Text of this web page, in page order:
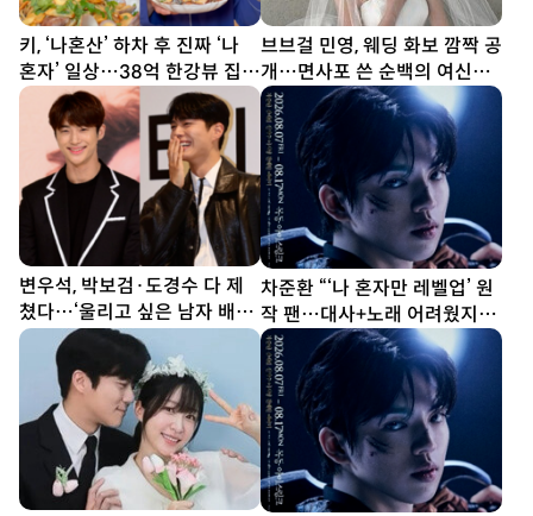
키, ‘나혼산’ 하차 후 진짜 ‘나
혼자’ 일상…38억 한강뷰 집서
요리 [SD셀픽]
브브걸 민영, 웨딩 화보 깜짝 공
개…면사포 쓴 순백의 여신
[DA★]
변우석, 박보검·도경수 다 제
쳤다…‘울리고 싶은 남자 배우’
1위
차준환 “‘나 혼자만 레벨업’ 원
작 팬…대사+노래 어려웠지만
연습 多”